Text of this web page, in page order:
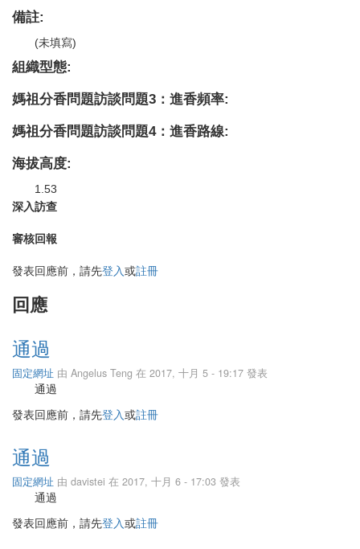
備註:
(未填寫)
組織型態:
媽祖分香問題訪談問題3：進香頻率:
媽祖分香問題訪談問題4：進香路線:
海拔高度:
1.53
深入訪查
審核回報
發表回應前，請先登入或註冊
回應
通過
固定網址 由 Angelus Teng 在 2017, 十月 5 - 19:17 發表
通過
發表回應前，請先登入或註冊
通過
固定網址 由 davistei 在 2017, 十月 6 - 17:03 發表
通過
發表回應前，請先登入或註冊